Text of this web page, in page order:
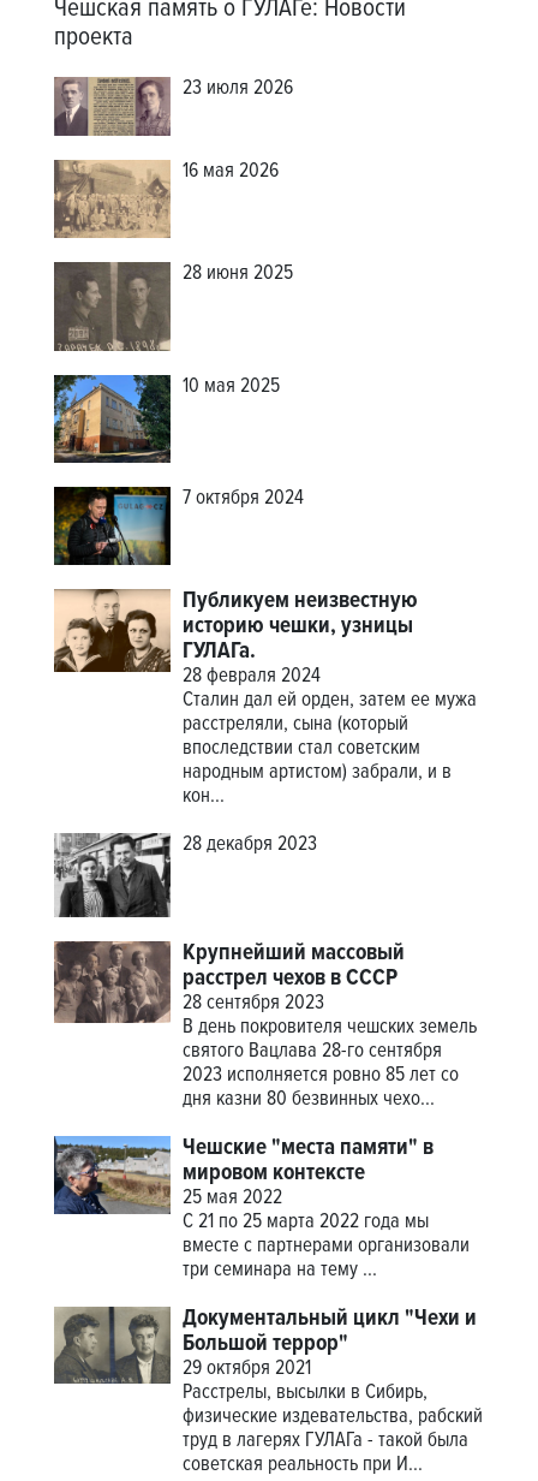
Чешская память о ГУЛАГе: Новости
проекта
23 июля 2026
16 мая 2026
28 июня 2025
10 мая 2025
7 октября 2024
Публикуем неизвестную
историю чешки, узницы
ГУЛАГа.
28 февраля 2024
Сталин дал ей орден, затем ее мужа
расстреляли, сына (который
впоследствии стал советским
народным артистом) забрали, и в
кон...
28 декабря 2023
Крупнейший массовый
расстрел чехов в СССР
28 сентября 2023
В день покровителя чешских земель
святого Вацлава 28-го сентября
2023 исполняется ровно 85 лет со
дня казни 80 безвинных чехо...
Чешские "места памяти" в
мировом контексте
25 мая 2022
С 21 по 25 марта 2022 года мы
вместе с партнерами организовали
три семинара на тему ...
Документальный цикл "Чехи и
Большой террор"
29 октября 2021
Расстрелы, высылки в Сибирь,
физические издевательства, рабский
труд в лагерях ГУЛАГа - такой была
советская реальность при И...